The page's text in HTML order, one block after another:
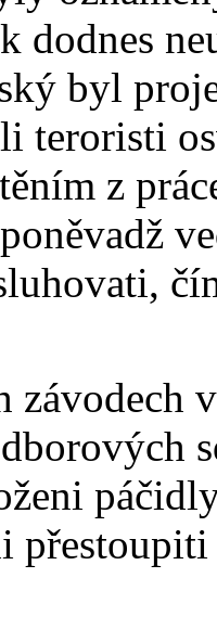
dodnes
byl
teroristi
z
závodech